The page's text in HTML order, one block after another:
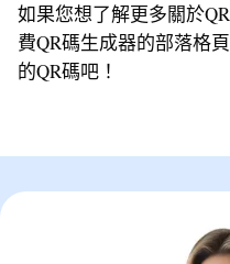
如果您想了解更多關於
費QR碼生成器的部落格
的QR碼吧！